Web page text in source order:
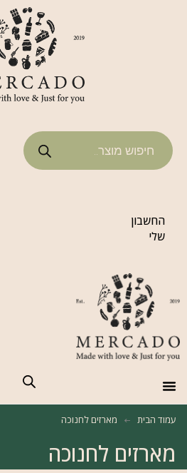
החשבון
שלי
מארזים לחנוכה
עמוד הבית מארזים לחנוכה